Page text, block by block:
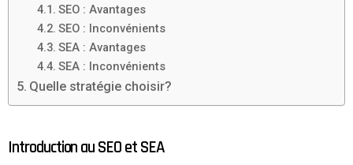
SEO : Avantages
SEO : Inconvénients
SEA : Avantages
SEA : Inconvénients
Quelle stratégie choisir?
Introduction au SEO et SEA